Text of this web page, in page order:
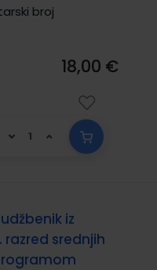
broj
18,00 €
udžbenik iz
srednjih